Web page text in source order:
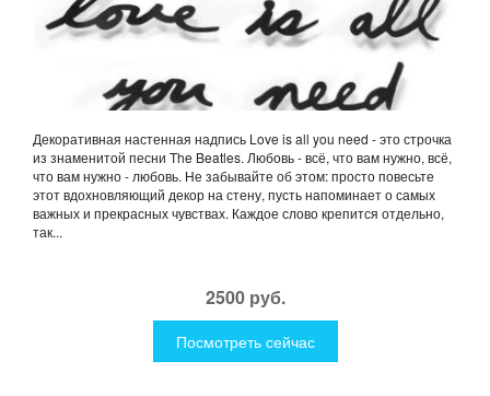
Декоративная настенная надпись Love is all you need - это строчка
из знаменитой песни The Beatles. Любовь - всё, что вам нужно, всё,
что вам нужно - любовь. Не забывайте об этом: просто повесьте
этот вдохновляющий декор на стену, пусть напоминает о самых
важных и прекрасных чувствах. Каждое слово крепится отдельно,
так...
2500 руб.
Посмотреть сейчас